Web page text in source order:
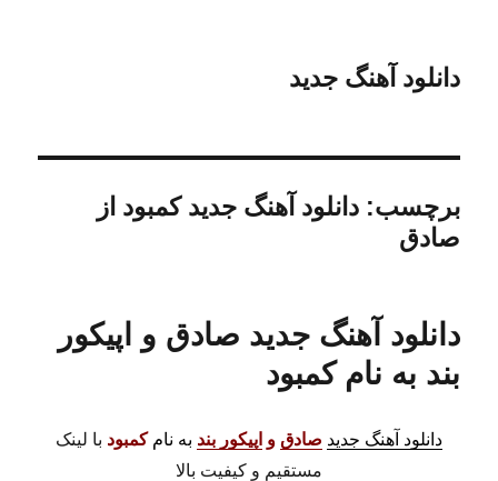
دانلود آهنگ جدید
برچسب:دانلود آهنگ جدید کمبود از
صادق
دانلود آهنگ جدید صادق و اپیکور
بند به نام کمبود
دانلود آهنگ جدید صادق و اپیکور بند به نامکمبود با لینک
مستقیم و کیفیت بالا